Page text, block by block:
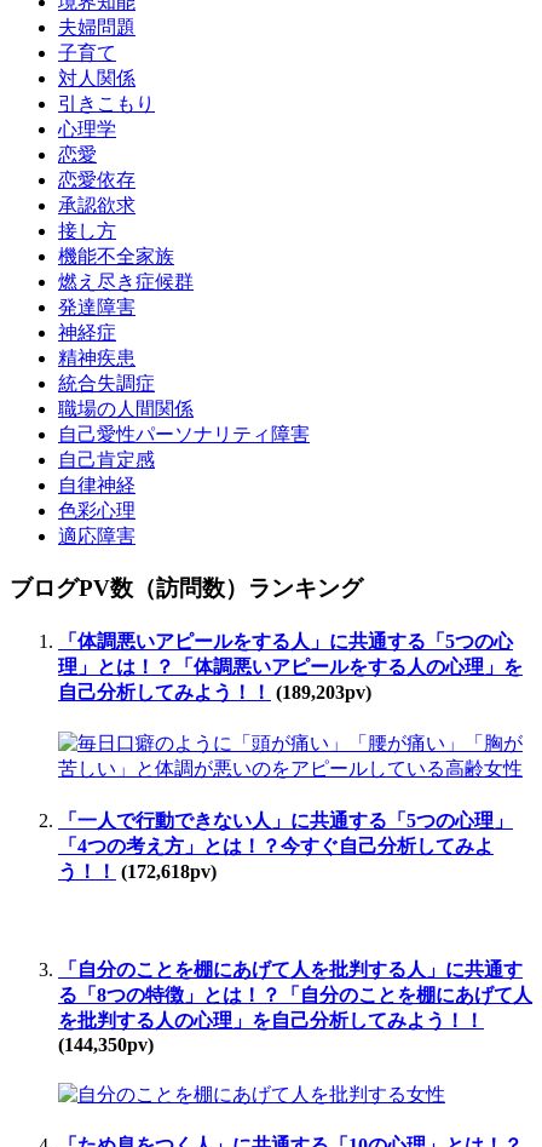
夫婦問題
子育て
対人関係
引きこもり
心理学
恋愛
恋愛依存
承認欲求
接し方
機能不全家族
燃え尽き症候群
発達障害
神経症
精神疾患
統合失調症
職場の人間関係
自己愛性パーソナリティ障害
自己肯定感
自律神経
色彩心理
適応障害
ブログPV数（訪問数）ランキング
「体調悪いアピールをする人」に共通する「5つの心
理」とは！？「体調悪いアピールをする人の心理」を
自己分析してみよう！！ (189,203pv)
「一人で行動できない人」に共通する「5つの心理」
「4つの考え方」とは！？今すぐ自己分析してみよ
う！！ (172,618pv)
「自分のことを棚にあげて人を批判する人」に共通す
る「8つの特徴」とは！？「自分のことを棚にあげて人
を批判する人の心理」を自己分析してみよう！！
(144,350pv)